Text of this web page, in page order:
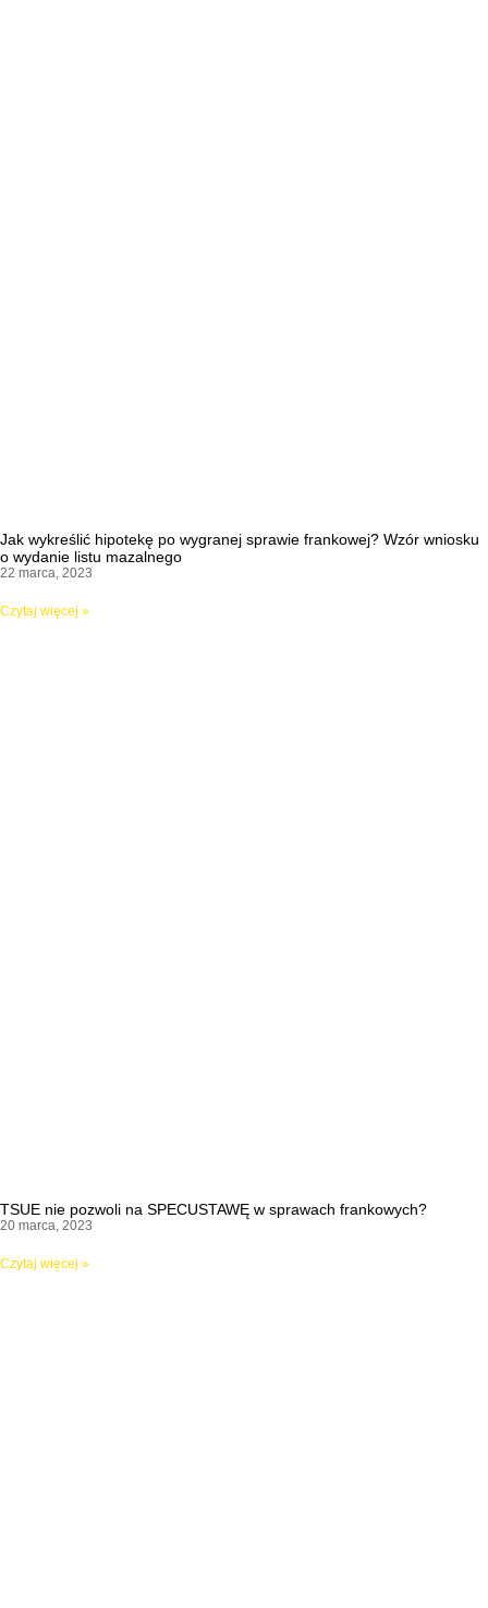
Jak wykreślić hipotekę po wygranej sprawie frankowej? Wzór wniosku
o wydanie listu mazalnego
22 marca, 2023
Czytaj więcej »
TSUE nie pozwoli na SPECUSTAWĘ w sprawach frankowych?
20 marca, 2023
Czytaj więcej »